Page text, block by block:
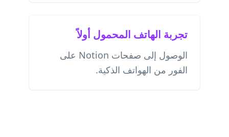
تجربة الهاتف المحمول أولاً
الوصول إلى صفحات Notion على
الفور من الهواتف الذكية.